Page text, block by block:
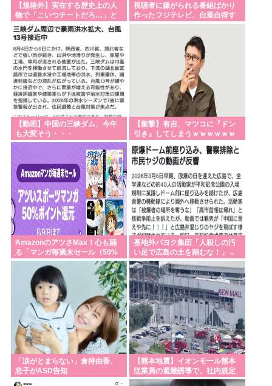
ラスが落下
吉村知事「子どもの学力テストが全教科平均点以
下…教師は働き方改革とか言ってないでどうにかし
ろ」
【イオンモール熊本】従業員の避難誘導で、社内規
定に抵触か
「外国人受け入れ反対」大幅増 東大調査、若い世代
で多く
Powered by livedoor 相互RSS
【規格外】実在する歴史上の人
物で「こいつチートだろ…」と
思った奴あげてけ
視聴者に嫌がられる番組ばかり
作ったフジテレビ、自業自得す
ぎる立場に陥ってしまい……
【動画】中国の三峡ダム、今年
も大変そう・・・
【衝撃】有吉、マツコに『ドン
引き』してしまうｗｗｗｗｗｗ
ｗ
AmazonのアツさMax！心も踊
る「マンガ毎週末セール（50%
還元）」2日目襲来！
基地外パヨク集団「人殺しの汚
い足で広島の土を踏むな！」→
広島県民「お前らの方が汚いん
じゃ！」
「涙がとまらない」倉持由香、
息子がASD告知
【熊本地震】イオンモール熊本
従業員の避難誘導で、社内規定
に抵触か